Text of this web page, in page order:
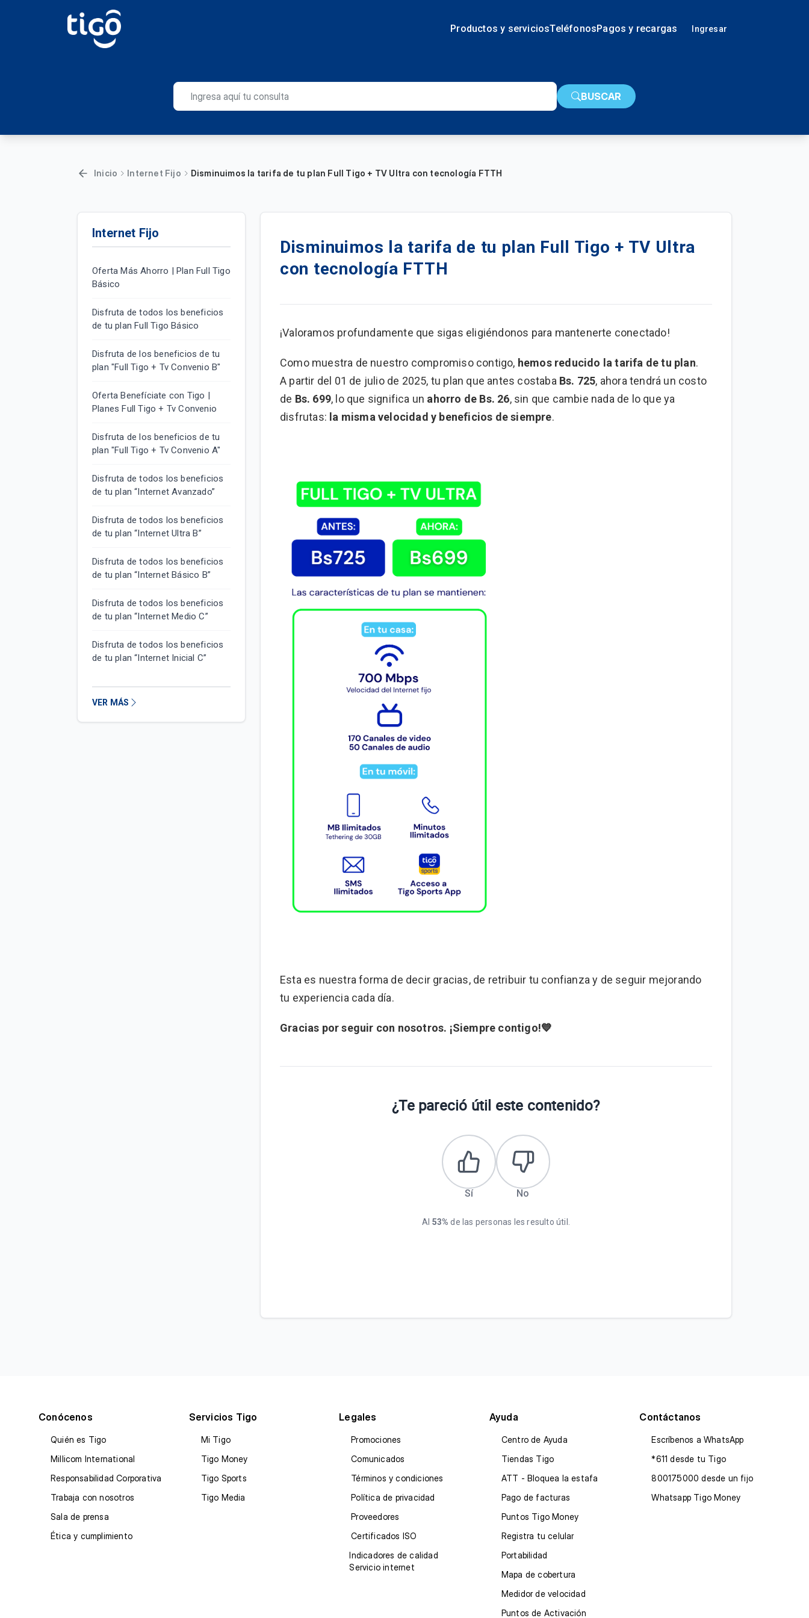
Productos y serviciosTeléfonosPagos y recargas Ingresar
BUSCAR
Inicio Internet Fijo Disminuimos la tarifa de tu plan Full Tigo + TV Ultra con tecnología FTTH
Internet Fijo
Oferta Más Ahorro | Plan Full Tigo
Básico
Disfruta de todos los beneficios
de tu plan Full Tigo Básico
Disfruta de los beneficios de tu
plan "Full Tigo + Tv Convenio B"
Oferta Benefíciate con Tigo |
Planes Full Tigo + Tv Convenio
Disfruta de los beneficios de tu
plan "Full Tigo + Tv Convenio A"
Disfruta de todos los beneficios
de tu plan “Internet Avanzado”
Disfruta de todos los beneficios
de tu plan “Internet Ultra B”
Disfruta de todos los beneficios
de tu plan “Internet Básico B”
Disfruta de todos los beneficios
de tu plan “Internet Medio C”
Disfruta de todos los beneficios
de tu plan “Internet Inicial C”
VER MÁS
Disminuimos la tarifa de tu plan Full Tigo + TV Ultra
con tecnología FTTH
¡Valoramos profundamente que sigas eligiéndonos para mantenerte conectado!
Como muestra de nuestro compromiso contigo, hemos reducido la tarifa de tu plan.
A partir del 01 de julio de 2025, tu plan que antes costaba Bs. 725, ahora tendrá un costo
de Bs. 699, lo que significa un ahorro de Bs. 26, sin que cambie nada de lo que ya
disfrutas: la misma velocidad y beneficios de siempre.
Esta es nuestra forma de decir gracias, de retribuir tu confianza y de seguir mejorando
tu experiencia cada día.
Gracias por seguir con nosotros. ¡Siempre contigo!💙
¿Te pareció útil este contenido?
Sí No
Al 53% de las personas les resulto útil.
Conócenos
Quién es Tigo
Millicom International
Responsabilidad Corporativa
Trabaja con nosotros
Sala de prensa
Ética y cumplimiento
Servicios Tigo
Mi Tigo
Tigo Money
Tigo Sports
Tigo Media
Legales
Promociones
Comunicados
Términos y condiciones
Política de privacidad
Proveedores
Certificados ISO
Indicadores de calidad
Servicio internet
Ayuda
Centro de Ayuda
Tiendas Tigo
ATT - Bloquea la estafa
Pago de facturas
Puntos Tigo Money
Registra tu celular
Portabilidad
Mapa de cobertura
Medidor de velocidad
Puntos de Activación
Contáctanos
Escríbenos a WhatsApp
*611 desde tu Tigo
800175000 desde un fijo
Whatsapp Tigo Money